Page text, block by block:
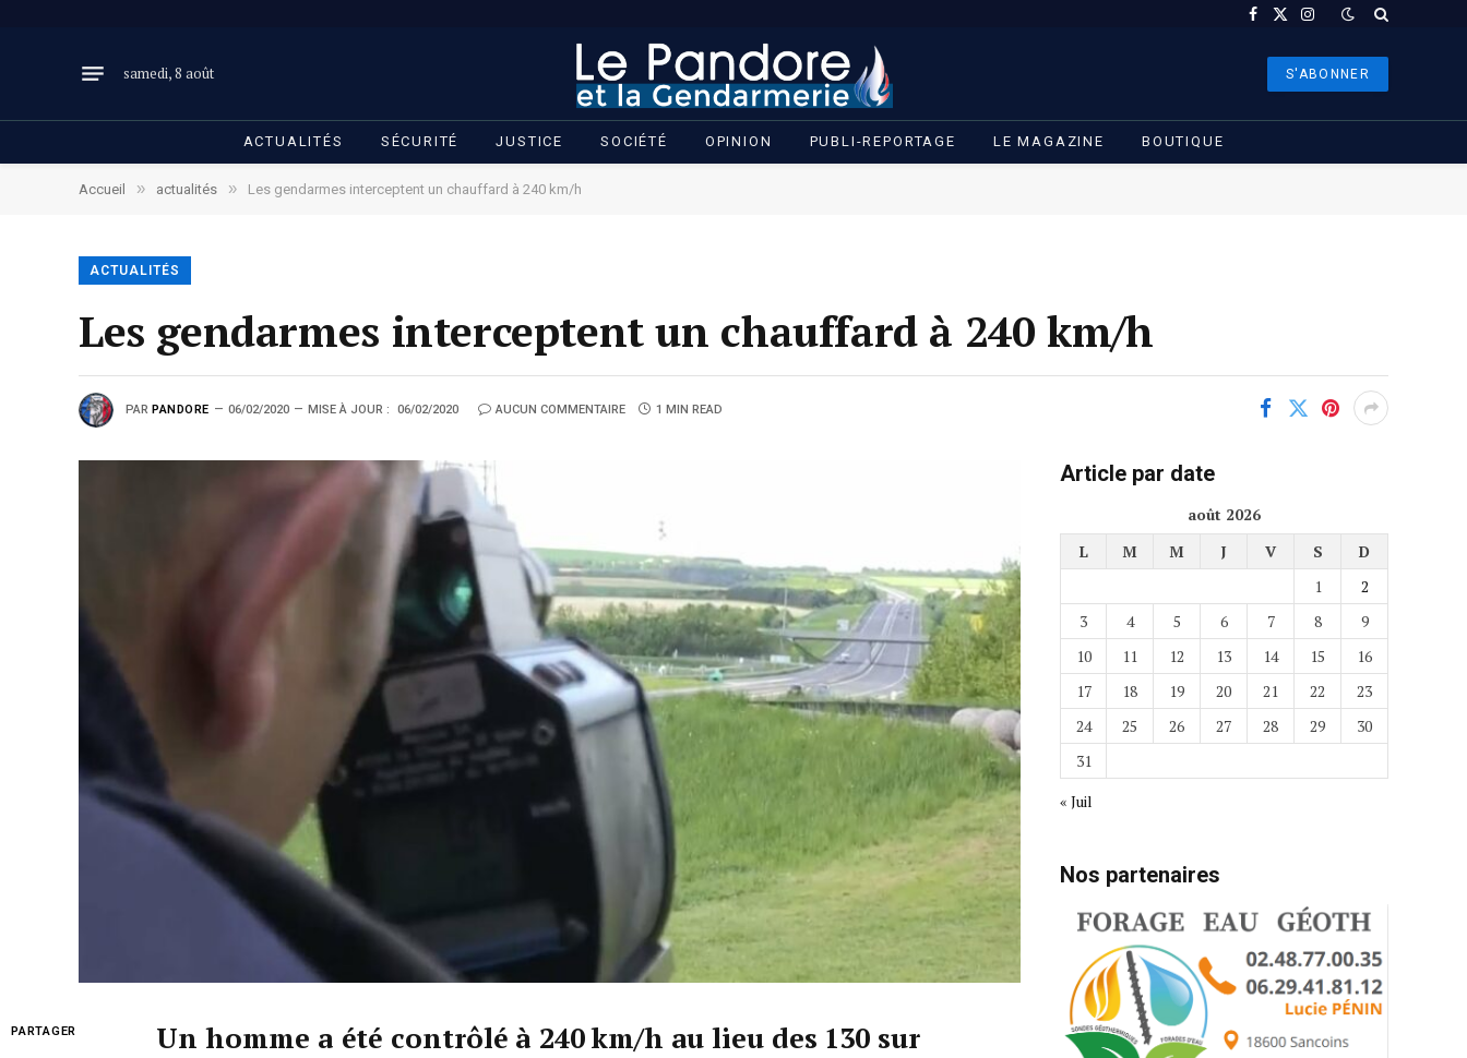
Facebook
X
Instagram
samedi, 8 août S'ABONNER
ACTUALITÉS SÉCURITÉ JUSTICE SOCIÉTÉ OPINION PUBLI-REPORTAGE LE MAGAZINE BOUTIQUE
Accueil » actualités » Les gendarmes interceptent un chauffard à 240 km/h
ACTUALITÉS
Les gendarmes interceptent un chauffard à 240 km/h
PAR PANDORE 06/02/2020 MISE À JOUR : 06/02/2020 AUCUN COMMENTAIRE 1 MIN READ
PARTAGER
Un homme a été contrôlé à 240 km/h au lieu des 130 sur
Article par date
août 2026
L
M M J V S
D
1
2
3
4 5 6 7 8
9
10
11 12 13 14 15
16
17
18 19 20 21 22
23
24
25 26 27 28 29
30
31
« Juil
Nos partenaires